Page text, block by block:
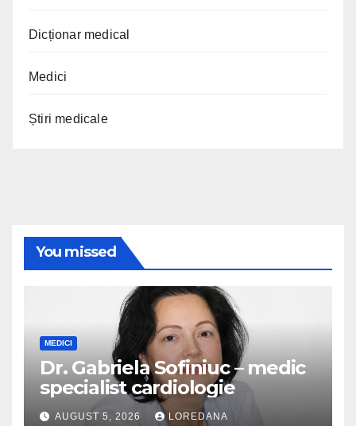
Dicționar medical
Medici
Știri medicale
You missed
MEDICI
Dr. Gabriela Sofiniuc – medic
specialist cardiologie
AUGUST 5, 2026 LOREDANA